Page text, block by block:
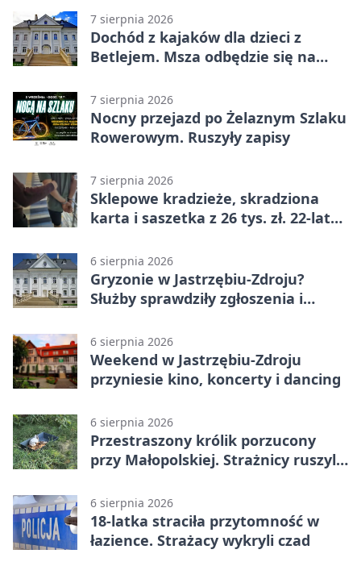
7 sierpnia 2026
Dochód z kajaków dla dzieci z
Betlejem. Msza odbędzie się na
7 sierpnia 2026
Nocny przejazd po Żelaznym Szlaku
Rowerowym. Ruszyły zapisy
7 sierpnia 2026
Sklepowe kradzieże, skradziona
karta i saszetka z 26 tys. zł. 22-latek
6 sierpnia 2026
Gryzonie w Jastrzębiu-Zdroju?
Służby sprawdziły zgłoszenia i
6 sierpnia 2026
Weekend w Jastrzębiu-Zdroju
przyniesie kino, koncerty i dancing
6 sierpnia 2026
Przestraszony królik porzucony
przy Małopolskiej. Strażnicy ruszyli
6 sierpnia 2026
18-latka straciła przytomność w
łazience. Strażacy wykryli czad